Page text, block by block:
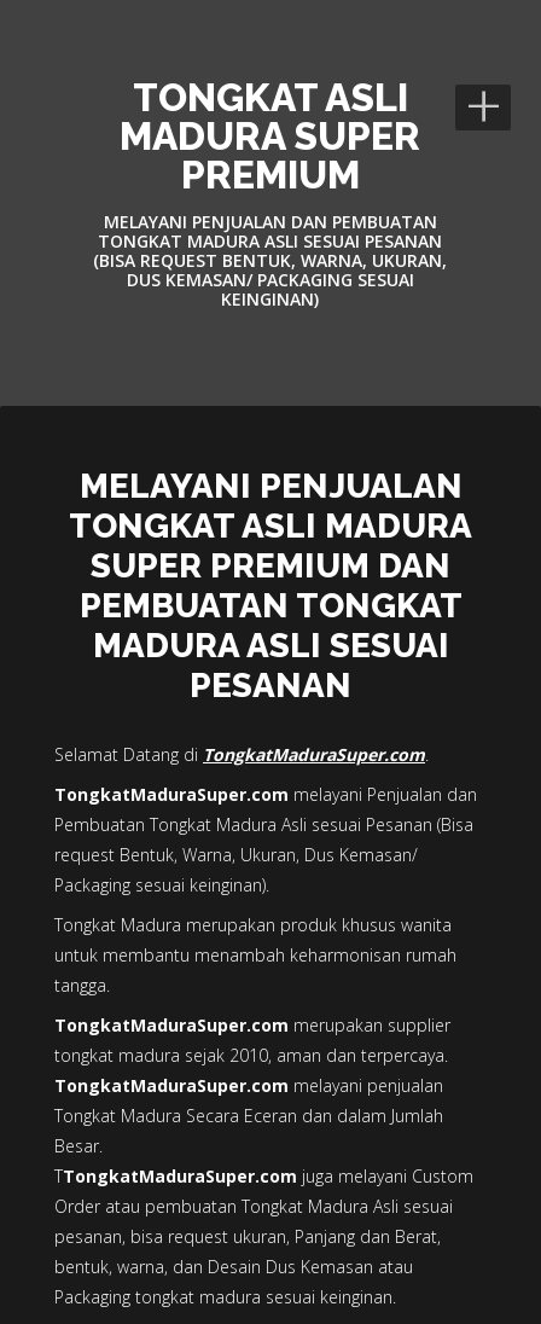
TONGKAT ASLI
MADURA SUPER
PREMIUM
MELAYANI PENJUALAN DAN PEMBUATAN
TONGKAT MADURA ASLI SESUAI PESANAN
(BISA REQUEST BENTUK, WARNA, UKURAN,
DUS KEMASAN/ PACKAGING SESUAI
KEINGINAN)
+
MELAYANI PENJUALAN
TONGKAT ASLI MADURA
SUPER PREMIUM DAN
PEMBUATAN TONGKAT
MADURA ASLI SESUAI
PESANAN
Selamat Datang di TongkatMaduraSuper.com.
TongkatMaduraSuper.com melayani Penjualan dan
Pembuatan Tongkat Madura Asli sesuai Pesanan (Bisa
request Bentuk, Warna, Ukuran, Dus Kemasan/
Packaging sesuai keinginan).
Tongkat Madura merupakan produk khusus wanita
untuk membantu menambah keharmonisan rumah
tangga.
TongkatMaduraSuper.com merupakan supplier
tongkat madura sejak 2010, aman dan terpercaya.
TongkatMaduraSuper.com melayani penjualan
Tongkat Madura Secara Eceran dan dalam Jumlah
Besar.
TTongkatMaduraSuper.com juga melayani Custom
Order atau pembuatan Tongkat Madura Asli sesuai
pesanan, bisa request ukuran, Panjang dan Berat,
bentuk, warna, dan Desain Dus Kemasan atau
Packaging tongkat madura sesuai keinginan.